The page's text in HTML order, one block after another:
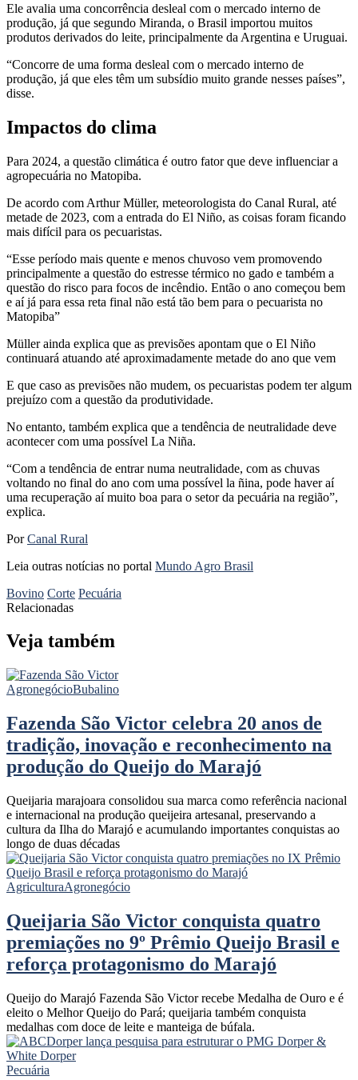
Ele avalia uma concorrência desleal com o mercado interno de
produção, já que segundo Miranda, o Brasil importou muitos
produtos derivados do leite, principalmente da Argentina e Uruguai.
“Concorre de uma forma desleal com o mercado interno de
produção, já que eles têm um subsídio muito grande nesses países”,
disse.
Impactos do clima
Para 2024, a questão climática é outro fator que deve influenciar a
agropecuária no Matopiba.
De acordo com Arthur Müller, meteorologista do Canal Rural, até
metade de 2023, com a entrada do El Niño, as coisas foram ficando
mais difícil para os pecuaristas.
“Esse período mais quente e menos chuvoso vem promovendo
principalmente a questão do estresse térmico no gado e também a
questão do risco para focos de incêndio. Então o ano começou bem
e aí já para essa reta final não está tão bem para o pecuarista no
Matopiba”
Müller ainda explica que as previsões apontam que o El Niño
continuará atuando até aproximadamente metade do ano que vem
E que caso as previsões não mudem, os pecuaristas podem ter algum
prejuízo com a questão da produtividade.
No entanto, também explica que a tendência de neutralidade deve
acontecer com uma possível La Niña.
“Com a tendência de entrar numa neutralidade, com as chuvas
voltando no final do ano com uma possível la ñina, pode haver aí
uma recuperação aí muito boa para o setor da pecuária na região”,
explica.
PorCanal Rural
Leia outras notícias no portal Mundo Agro Brasil
Bovino Corte Pecuária
Relacionadas
Veja também
AgronegócioBubalino
Fazenda São Victor celebra 20 anos de
tradição, inovação e reconhecimento na
produção do Queijo do Marajó
Queijaria marajoara consolidou sua marca como referência nacional
e internacional na produção queijeira artesanal, preservando a
cultura da Ilha do Marajó e acumulando importantes conquistas ao
longo de duas décadas
AgriculturaAgronegócio
Queijaria São Victor conquista quatro
premiações no 9º Prêmio Queijo Brasil e
reforça protagonismo do Marajó
Queijo do Marajó Fazenda São Victor recebe Medalha de Ouro e é
eleito o Melhor Queijo do Pará; queijaria também conquista
medalhas com doce de leite e manteiga de búfala.
Pecuária